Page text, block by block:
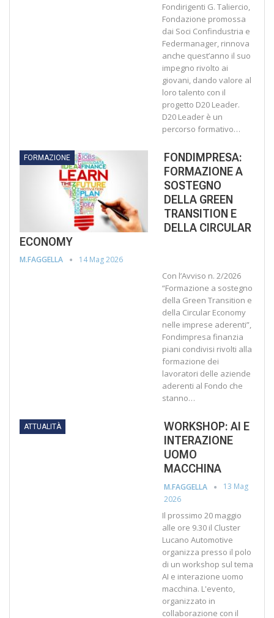
Fondirigenti G. Taliercio,
Fondazione promossa
dai Soci Confindustria e
Federmanager, rinnova
anche quest’anno il suo
impegno rivolto ai
giovani, dando valore al
loro talento con il
progetto D20 Leader.
D20 Leader è un
percorso formativo…
FORMAZIONE
FONDIMPRESA:
FORMAZIONE A
SOSTEGNO
DELLA GREEN
TRANSITION E
DELLA CIRCULAR
ECONOMY
M.FAGGELLA 14 Mag 2026
Con l’Avviso n. 2/2026
“Formazione a sostegno
della Green Transition e
della Circular Economy
nelle imprese aderenti”,
Fondimpresa finanzia
piani condivisi rivolti alla
formazione dei
lavoratori delle aziende
aderenti al Fondo che
stanno…
ATTUALITÀ
WORKSHOP: AI E
INTERAZIONE
UOMO
MACCHINA
M.FAGGELLA
13 Mag
2026
Il prossimo 20 maggio
alle ore 9.30 il Cluster
Lucano Automotive
organizza presso il polo
di un workshop sul tema
AI e interazione uomo
macchina. L'evento,
organizzato in
collaborazione con il